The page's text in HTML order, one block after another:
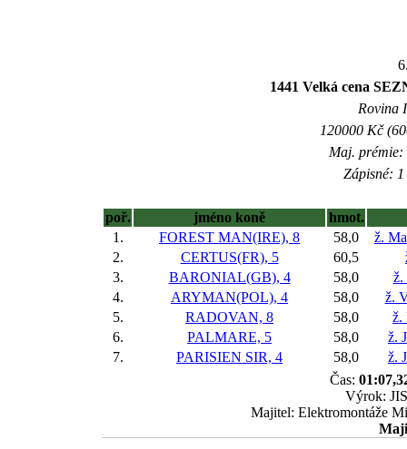
1441 Velká cena
Rovina
120000 Kč
Maj. prémie:
Zápisné:
poř. jméno koně
hmot.
1.
FOREST MAN(IRE), 8 58,0
ž.
2.
CERTUS(FR), 5 60,5
3.
BARONIAL(GB), 4 58,0
ž.
4.
ARYMAN(POL), 4 58,0
ž.
5.
RADOVAN, 8 58,0
ž.
6.
PALMARE, 5 58,0
ž.
7.
PARISIEN SIR, 4 58,0
ž.
Čas:
Výrok:
Majitel: Elektromontáže